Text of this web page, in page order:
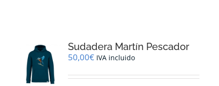
CARRITO
Sudadera Martín Pescador
50,00€ IVA incluido